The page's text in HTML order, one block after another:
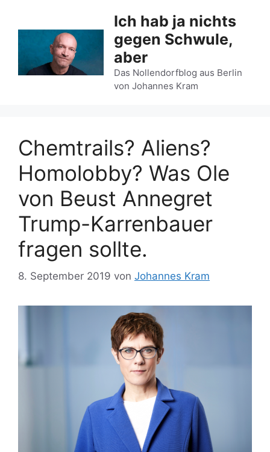
Ich hab ja nichts
gegen Schwule,
aber
Das Nollendorfblog aus Berlin
von Johannes Kram
Chemtrails? Aliens?
Homolobby? Was Ole
von Beust Annegret
Trump-Karrenbauer
fragen sollte.
8. September 2019 von Johannes Kram